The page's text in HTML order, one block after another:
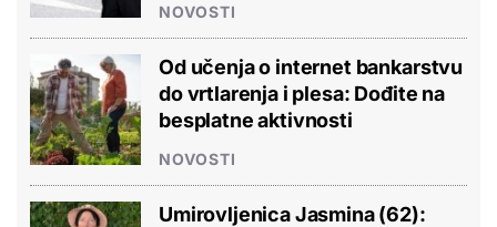
NOVOSTI
Od učenja o internet bankarstvu
do vrtlarenja i plesa: Dođite na
besplatne aktivnosti
NOVOSTI
Umirovljenica Jasmina (62):